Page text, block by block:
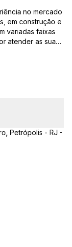
no mercado
em construção e
variadas faixas
atender as suas
apartamentos,
imobiliários.
Petrópolis - RJ -